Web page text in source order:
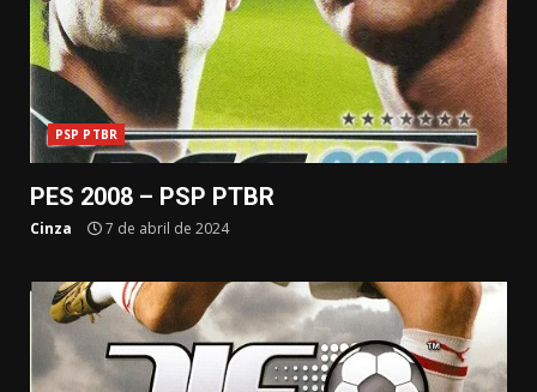
PSP PTBR
PES 2008 – PSP PTBR
Cinza 7 de abril de 2024